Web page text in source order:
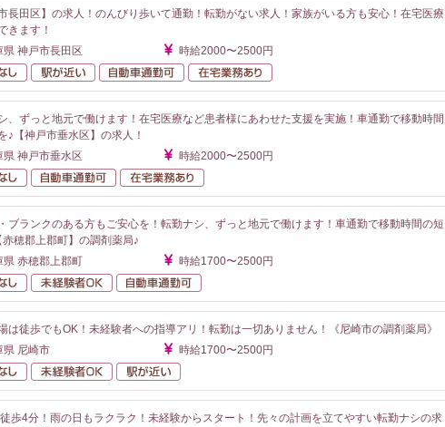
市長田区】の求人！のんびり歩いて通勤！転勤がない求人！家族がいる方も安心！在宅医療
きます！
県 神戸市長田区
時給2000〜2500円
転勤なし
駅が近い 自動車通勤可
、ずっと地元で働けます！在宅医療など患者様にあわせた支援を実施！車通勤で移動時間
♪【神戸市垂水区】の求人！
県 神戸市垂水区
時給2000〜2500円
転勤なし
自動車通勤可
ブランクのある方もご安心を！転勤ナシ、ずっと地元で働けます！車通勤で移動時間の短
赤穂郡上郡町】の調剤薬局♪
県 赤穂郡上郡町
時給1700〜2500円
転勤なし
未経験者OK
は徒歩でもOK！未経験者への指導アリ！転勤は一切ありません！《尼崎市の調剤薬局》
県 尼崎市
時給1700〜2500円
転勤なし
未経験者OK
歩4分！雨の日もラクラク！未経験からスタート！先々の計画を立てやすい転勤ナシの求